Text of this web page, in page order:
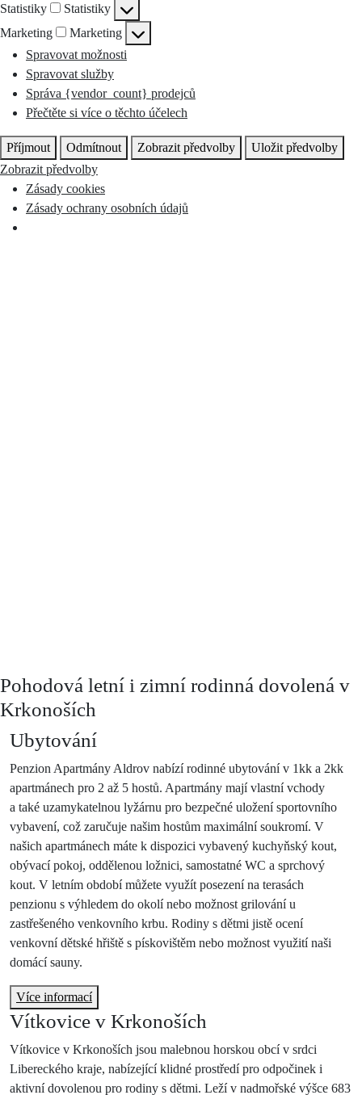
Statistiky
Statistiky
Marketing
Marketing
Spravovat možnosti
Spravovat služby
Správa {vendor_count} prodejců
Přečtěte si více o těchto účelech
Příjmout Odmítnout Zobrazit předvolby
Uložit předvolby
Zobrazit předvolby
Zásady cookies
Zásady ochrany osobních údajů
Pohodová letní i zimní rodinná dovolená v
Krkonoších
Ubytování
Penzion Apartmány Aldrov nabízí rodinné ubytování v 1kk a 2kk
apartmánech pro 2 až 5 hostů. Apartmány majívlastní vchody
a také uzamykatelnou lyžárnu pro bezpečné uložení sportovního
vybavení, což zaručuje našim hostům maximální soukromí. V
našich apartmánech máte k dispozici vybavený kuchyňský kout,
obývací pokoj, oddělenou ložnici, samostatné WC a sprchový
kout. V letním období můžete využít posezení na terasách
penzionu s výhledem do okolínebo možnost grilování u
zastřešeného venkovního krbu. Rodiny s dětmi jistě ocení
venkovní dětské hřiště s pískovištěm nebo možnost využití naši
domácí sauny.
Více informací
Vítkovice v Krkonoších
Vítkovice v Krkonoších jsou malebnou horskou obcív srdci
Libereckého kraje, nabízejícíklidné prostředípro odpočinek i
aktivní dovolenou pro rodiny s dětmi. Leží v nadmořské výšce 683